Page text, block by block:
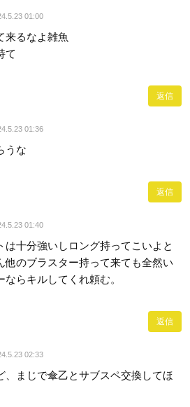
01:00
来るなよ雑魚
て
返信
01:36
うな
返信
01:40
は十分強いしロング持ってこいよと
他のブラスター持って来ても全然い
らキルしてくれ頼む。
返信
02:33
、まじで傘乙とサブスペ交換してほ